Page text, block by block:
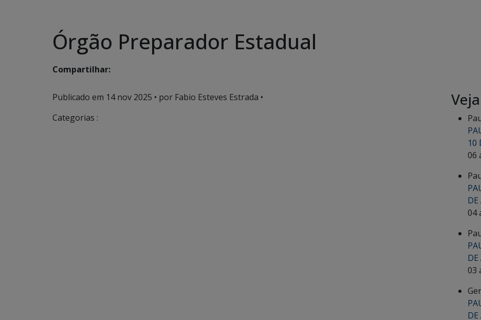
Órgão Preparador Estadual
Compartilhar:
Publicado em 14 nov 2025 • por Fabio Esteves Estrada •
Categorias :
10
06
04
DE
03
DE